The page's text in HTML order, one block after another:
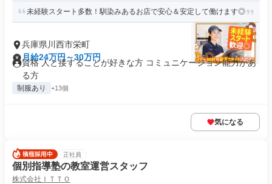
未経験スタート多数！馴染みあるお店で安心＆安定して働けます◎
兵庫県川西市栄町
月給24万円～30万円
資格 人と接することが好きな方 コミュニケーション能力があ
る方
制服あり +13個
気になる
正社員
個別指導塾の教室運営スタッフ
株式会社ＩＴＴＯ